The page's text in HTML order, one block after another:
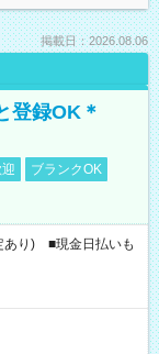
掲載日：2026.08.06
登録OK＊
ブランクOK
あり) ■現金日払いも